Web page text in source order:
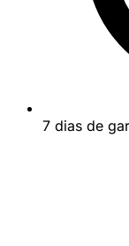
7 dias de